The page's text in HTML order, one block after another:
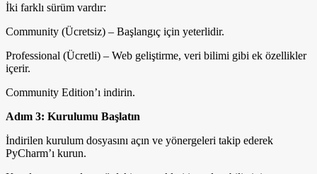
İki farklı sürüm vardır:
Community (Ücretsiz) – Başlangıç için yeterlidir.
Professional (Ücretli) – Web geliştirme, veri bilimi gibi ek özellikler
içerir.
Community Edition’ı indirin.
Adım 3: Kurulumu Başlatın
İndirilen kurulum dosyasını açın ve yönergeleri takip ederek
PyCharm’ı kurun.